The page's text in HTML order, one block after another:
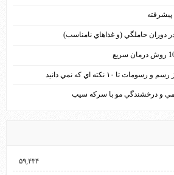
حاملگي (و غذاهاي نامناسب)
تا ۱۰ نكته اي كه نمي دانيد
و درخشندگي مو با سركه سيب
۵۹,۴۳۴